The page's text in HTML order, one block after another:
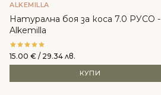
ALKEMILLA
Натурална боя за коса 7.0 РУСО -
Alkemilla
15.00 € / 29.34 лв.
КУПИ